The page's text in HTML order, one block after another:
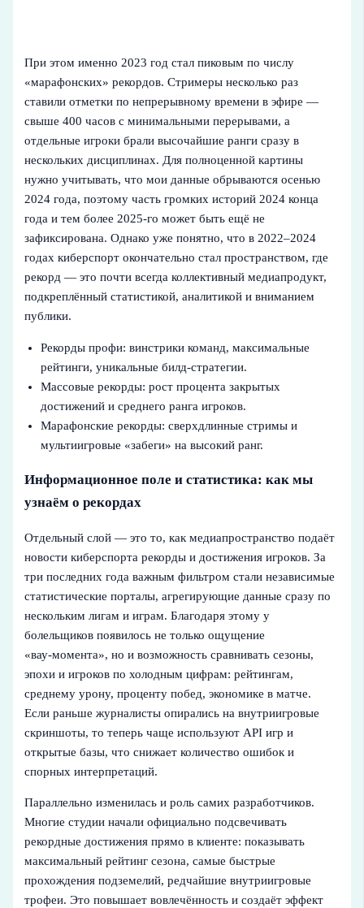
При этом именно 2023 год стал пиковым по числу
«марафонских» рекордов. Стримеры несколько раз
ставили отметки по непрерывному времени в эфире —
свыше 400 часов с минимальными перерывами, а
отдельные игроки брали высочайшие ранги сразу в
нескольких дисциплинах. Для полноценной картины
нужно учитывать, что мои данные обрываются осенью
2024 года, поэтому часть громких историй 2024 конца
года и тем более 2025‑го может быть ещё не
зафиксирована. Однако уже понятно, что в 2022–2024
годах киберспорт окончательно стал пространством, где
рекорд — это почти всегда коллективный медиапродукт,
подкреплённый статистикой, аналитикой и вниманием
публики.
Рекорды профи: винстрики команд, максимальные
рейтинги, уникальные билд‑стратегии.
Массовые рекорды: рост процента закрытых
достижений и среднего ранга игроков.
Марафонские рекорды: сверхдлинные стримы и
мультиигровые «забеги» на высокий ранг.
Информационное поле и статистика: как мы
узнаём о рекордах
Отдельный слой — это то, как медиапространство подаёт
новости киберспорта рекорды и достижения игроков. За
три последних года важным фильтром стали независимые
статистические порталы, агрегирующие данные сразу по
нескольким лигам и играм. Благодаря этому у
болельщиков появилось не только ощущение
«вау‑момента», но и возможность сравнивать сезоны,
эпохи и игроков по холодным цифрам: рейтингам,
среднему урону, проценту побед, экономике в матче.
Если раньше журналисты опирались на внутриигровые
скриншоты, то теперь чаще используют API игр и
открытые базы, что снижает количество ошибок и
спорных интерпретаций.
Параллельно изменилась и роль самих разработчиков.
Многие студии начали официально подсвечивать
рекордные достижения прямо в клиенте: показывать
максимальный рейтинг сезона, самые быстрые
прохождения подземелий, редчайшие внутриигровые
трофеи. Это повышает вовлечённость и создаёт эффект